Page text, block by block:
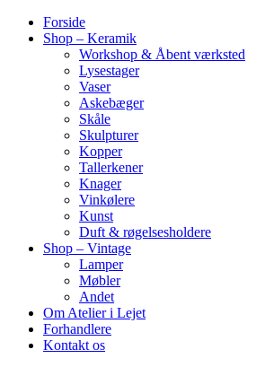
Forside
Shop – Keramik
Workshop & Åbent værksted
Lysestager
Vaser
Askebæger
Skåle
Skulpturer
Kopper
Tallerkener
Knager
Vinkølere
Kunst
Duft & røgelsesholdere
Shop – Vintage
Lamper
Møbler
Andet
Om Atelier i Lejet
Forhandlere
Kontakt os